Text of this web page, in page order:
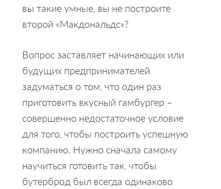
вы такие умные, вы не построите
второй «Макдональдс»?
Вопрос заставляет начинающих или
будущих предпринимателей
задуматься о том, что один раз
приготовить вкусный гамбургер –
совершенно недостаточное условие
для того, чтобы построить успешную
компанию. Нужно сначала самому
научиться готовить так, чтобы
бутерброд был всегда одинаково